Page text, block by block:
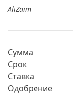
AliZaim
Сумма
Срок
Ставка
Одобрение